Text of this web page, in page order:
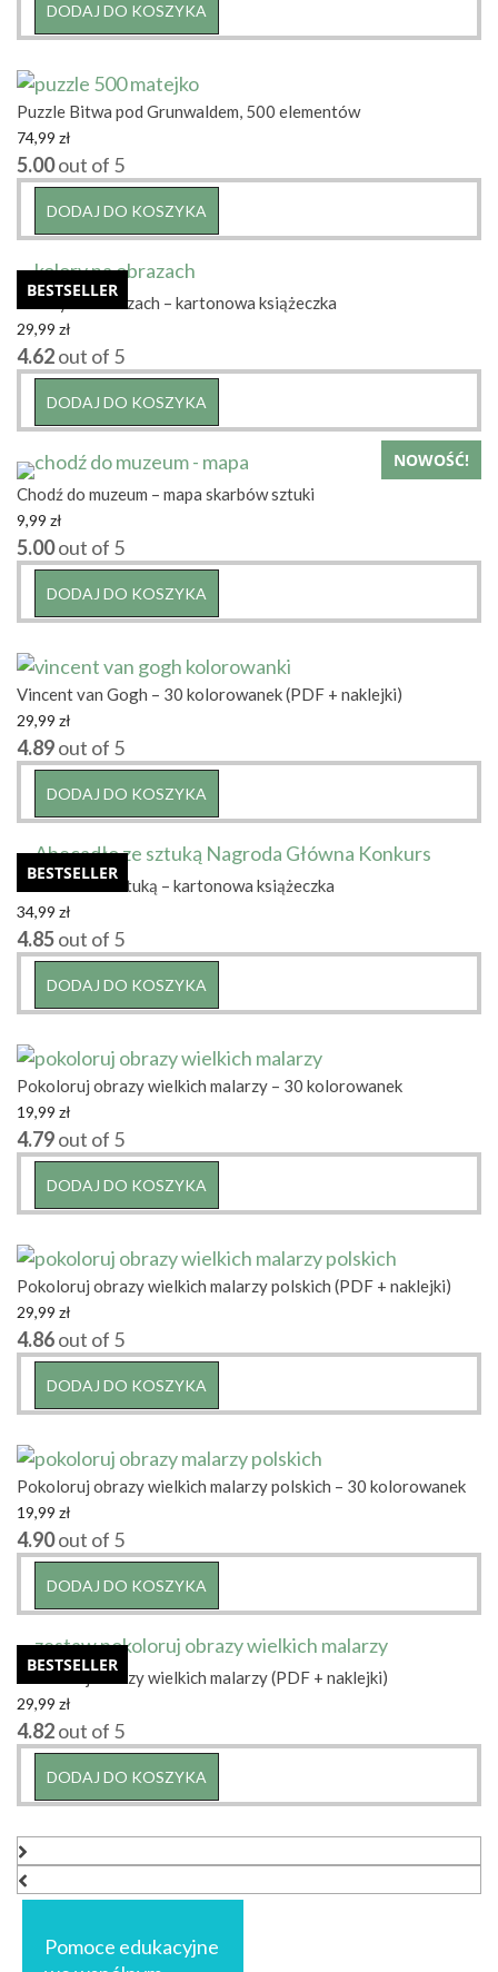
DODAJ DO KOSZYKA
Puzzle Bitwa pod Grunwaldem, 500 elementów
74,99 zł
5.00out of 5
DODAJ DO KOSZYKA
BESTSELLER
Kolory na obrazach – kartonowa książeczka
29,99 zł
4.62out of 5
DODAJ DO KOSZYKA
NOWOŚĆ!
Chodź do muzeum – mapa skarbów sztuki
9,99 zł
5.00out of 5
DODAJ DO KOSZYKA
Vincent van Gogh – 30 kolorowanek (PDF + naklejki)
29,99 zł
4.89out of 5
DODAJ DO KOSZYKA
BESTSELLER
Abecadło ze sztuką – kartonowa książeczka
34,99 zł
4.85out of 5
DODAJ DO KOSZYKA
Pokoloruj obrazy wielkich malarzy – 30 kolorowanek
19,99 zł
4.79out of 5
DODAJ DO KOSZYKA
Pokoloruj obrazy wielkich malarzy polskich (PDF + naklejki)
29,99 zł
4.86out of 5
DODAJ DO KOSZYKA
Pokoloruj obrazy wielkich malarzy polskich – 30 kolorowanek
19,99 zł
4.90out of 5
DODAJ DO KOSZYKA
BESTSELLER
Pokoloruj obrazy wielkich malarzy (PDF + naklejki)
29,99 zł
4.82out of 5
DODAJ DO KOSZYKA
Nawigacja
wpisu
Pomoce edukacyjne